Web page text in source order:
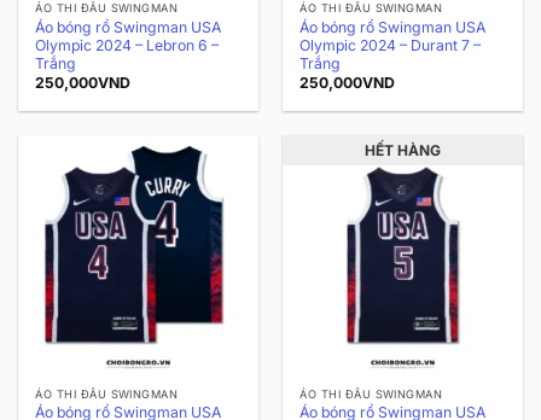
ÁO THI ĐẤU SWINGMAN
Áo bóng rổ Swingman USA
Olympic 2024 – Lebron 6 –
Trắng
250,000VND
ÁO THI ĐẤU SWINGMAN
Áo bóng rổ Swingman USA
Olympic 2024 – Durant 7 –
Trắng
250,000VND
ÁO THI ĐẤU SWINGMAN
Áo bóng rổ Swingman USA
HẾT HÀNG
ÁO THI ĐẤU SWINGMAN
Áo bóng rổ Swingman USA